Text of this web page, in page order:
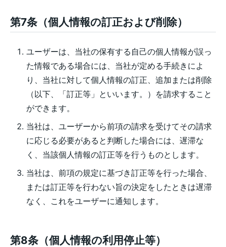
第7条（個人情報の訂正および削除）
ユーザーは、当社の保有する自己の個人情報が誤っ
た情報である場合には、当社が定める手続きによ
り、当社に対して個人情報の訂正、追加または削除
（以下、「訂正等」といいます。）を請求すること
ができます。
当社は、ユーザーから前項の請求を受けてその請求
に応じる必要があると判断した場合には、遅滞な
く、当該個人情報の訂正等を行うものとします。
当社は、前項の規定に基づき訂正等を行った場合、
または訂正等を行わない旨の決定をしたときは遅滞
なく、これをユーザーに通知します。
第8条（個人情報の利用停止等）